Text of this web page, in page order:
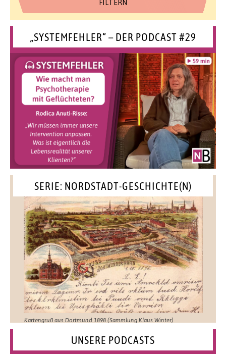
„SYSTEMFEHLER“ – DER PODCAST #29
SERIE: NORDSTADT-GESCHICHTE(N)
Kartengruß aus Dortmund 1898 (Sammlung Klaus Winter)
UNSERE PODCASTS